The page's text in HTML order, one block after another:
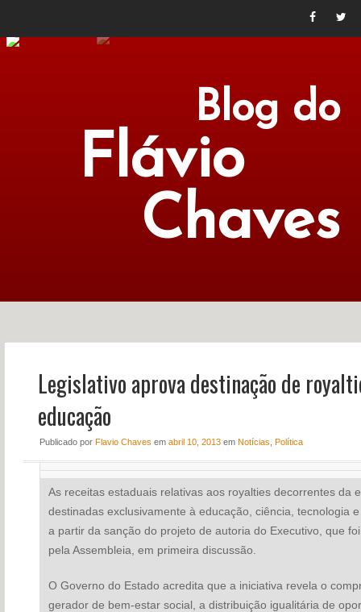
Blog do
Flávio
Chaves
NOTÍCIAS PERFIL
Legislativo aprova destinação de
educação
Publicado por Flavio Chaves em abril 10, 2013em Notícias Política
As receitas estaduais relativas aos royalties decorrentes da
destinadas exclusivamente à educação, ciência, tecnologia
a partir da sanção do projeto de autoria do Executivo, que
pela Assembleia, em primeira discussão.
O Governo do Estado acredita que a iniciativa revela o
gerador de bem-estar social, a distribuição igualitária de